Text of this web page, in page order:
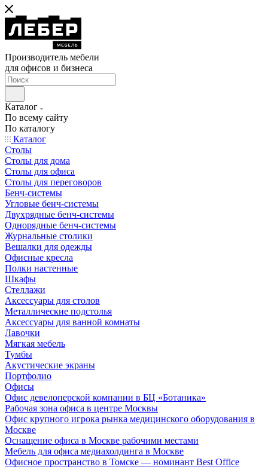
Производитель мебели
для офисов и бизнеса
Каталог
По всему сайту
По каталогу
Каталог
Столы
Столы для дома
Столы для офиса
Столы для переговоров
Бенч-системы
Угловые бенч-системы
Двухрядные бенч-системы
Однорядные бенч-системы
Журнальные столики
Вешалки для одежды
Офисные кресла
Полки настенные
Шкафы
Стеллажи
Аксессуары для столов
Металлические подстолья
Аксессуары для ванной комнаты
Лавочки
Мягкая мебель
Тумбы
Акустические экраны
Портфолио
Офисы
Офис девелоперской компании в БЦ «Ботаника»
Рабочая зона офиса в центре Москвы
Офис крупного игрока рынка медицинского оборудования в
Москве
Оснащение офиса в Москве рабочими местами
Мебель для офиса медиахолдинга в Москве
Офисное пространство в Томске — номинант Best Office